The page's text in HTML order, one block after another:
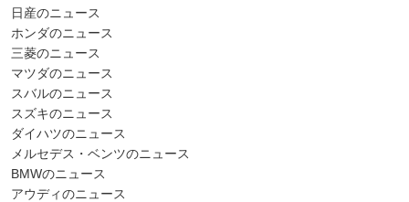
日産のニュース
ホンダのニュース
三菱のニュース
マツダのニュース
スバルのニュース
スズキのニュース
ダイハツのニュース
メルセデス・ベンツのニュース
BMWのニュース
アウディのニュース